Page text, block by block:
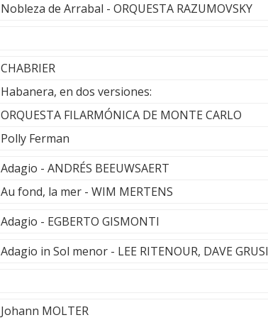
Nobleza de Arrabal - ORQUESTA RAZUMOVSKY
CHABRIER
Habanera, en dos versiones:
ORQUESTA FILARMÓNICA DE MONTE CARLO
Polly Ferman
Adagio - ANDRÉS BEEUWSAERT
Au fond, la mer - WIM MERTENS
Adagio - EGBERTO GISMONTI
Adagio in Sol menor - LEE RITENOUR, DAVE
Johann MOLTER